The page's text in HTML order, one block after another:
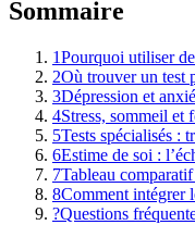
Sommaire
1Pourquoi utiliser
2Où trouver un test
3Dépression et
4Stress, sommeil et
5Tests spécialisés :
6Estime de soi :
7Tableau comparatif
8Comment intégrer
?Questions